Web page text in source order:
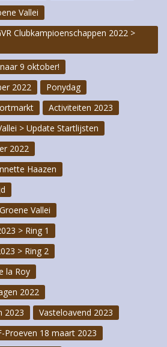
Vallei
Clubkampioenschappen 2022 >
9 oktober!
2022
Ponydag
Activiteiten 2023
> Update Startlijsten
2022
Haazen
Vallei
> Ring 1
> Ring 2
la Roy
2022
2023
Vasteloavend 2023
Proeven 18 maart 2023